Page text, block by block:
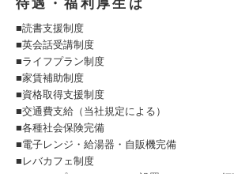
待遇・福利厚生は
■読書支援制度
■英会話受講制度
■ライフプラン制度
■家賃補助制度
■資格取得支援制度
■交通費支給（当社規定による）
■各種社会保険完備
■電子レンジ・給湯器・自販機完備
■レバカフェ制度